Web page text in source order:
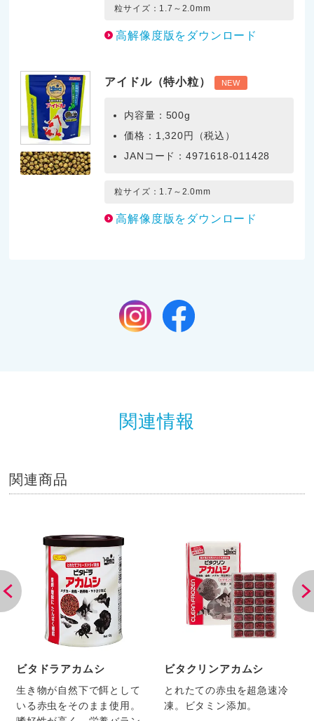
粒サイズ：1.7～2.0mm
高解像度版をダウンロード
アイドル（特小粒） NEW
内容量：500g
価格：1,320円（税込）
JANコード：4971618-011428
粒サイズ：1.7～2.0mm
高解像度版をダウンロード
関連情報
関連商品
ビタドラアカムシ
生き物が自然下で餌として
いる赤虫をそのまま使用。
ビタクリンアカムシ
とれたての赤虫を超急速冷
凍。ビタミン添加。